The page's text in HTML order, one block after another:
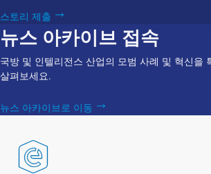
스토리 제출
뉴스 아카이브 접속
국방 및 인텔리전스 산업의 모범 사례 및 혁신을
살펴보세요.
뉴스 아카이브로 이동